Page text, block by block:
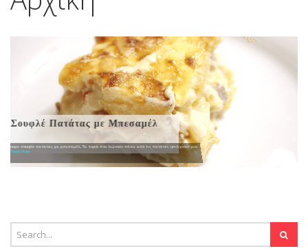
Σουφλέ Πατάτας με Μπεσαμέλ
Φτιάχνουμε σουφλέ πατάτας με μπεσαμέλ. Τα τυριά που λιώνουν πάνω από τις πατάτες φτιάχνουν μια
τραγαRead More